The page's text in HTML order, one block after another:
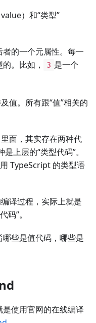
）和“类型”
者的一个元属性。每一
。比如，
3 是一个
值。所有跟“值”相关的
面，其实存在两种代
上层的“类型代码”。
TypeScript 的类型语
译过程，实际上就是
码”。
些是值代码，哪些是
使用官网的在线编译